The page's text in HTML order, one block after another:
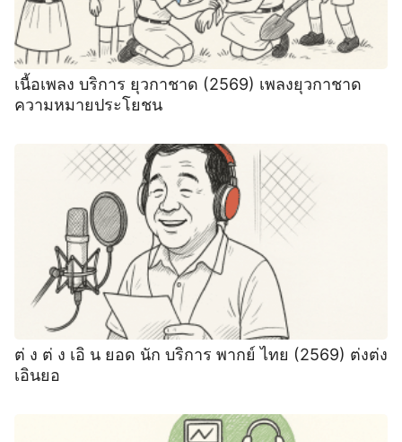
เนื้อเพลง บริการ ยุวกาชาด (2569) เพลงยุวกาชาด
ความหมายประโยชน
ต่ ง ต่ ง เอิ น ยอด นัก บริการ พากย์ ไทย (2569) ต่งต่ง
เอินยอ